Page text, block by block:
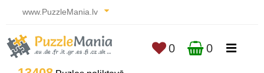
www.PuzzleMania.lv
0 0